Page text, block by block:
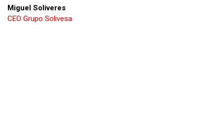
Miguel Soliveres
CEO Grupo Solivesa